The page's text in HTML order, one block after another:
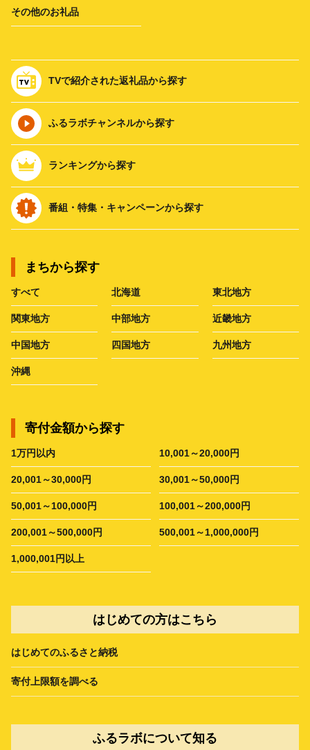
その他のお礼品
TVで紹介された返礼品から探す
ふるラボチャンネルから探す
ランキングから探す
番組・特集・キャンペーンから探す
まちから探す
すべて 北海道 東北地方
関東地方 中部地方 近畿地方
中国地方 四国地方 九州地方
沖縄
寄付金額から探す
1万円以内 10,001～20,000円
20,001～30,000円 30,001～50,000円
50,001～100,000円 100,001～200,000円
200,001～500,000円 500,001～1,000,000円
1,000,001円以上
はじめての方はこちら
はじめてのふるさと納税
寄付上限額を調べる
ふるラボについて知る